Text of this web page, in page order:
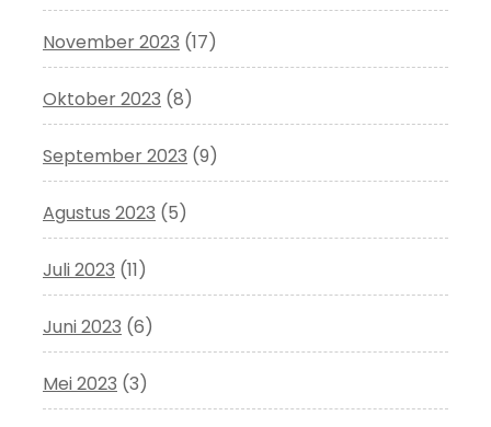
November 2023 (17)
Oktober 2023 (8)
September 2023 (9)
Agustus 2023 (5)
Juli 2023 (11)
Juni 2023 (6)
Mei 2023 (3)